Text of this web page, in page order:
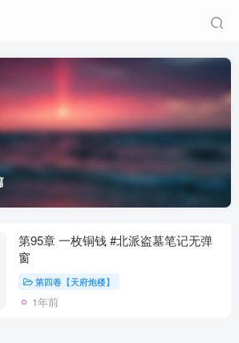
第95章 一枚铜钱 #北派盗墓笔记无弹
窗
第四卷【天府炮楼】
1年前